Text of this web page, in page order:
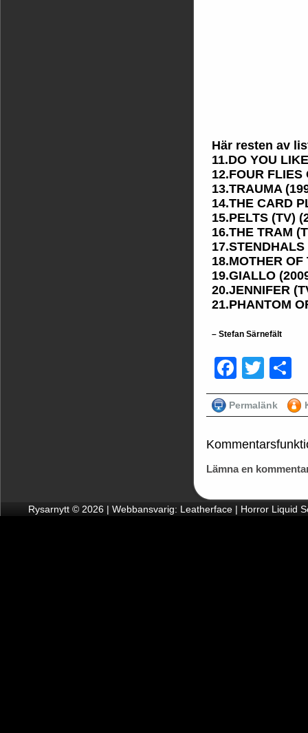
Här resten av
11.DO YOU
12.FOUR FLIES
13.TRAUMA
14.THE CARD
15.PELTS (TV)
16.THE TRAM
18.MOTHER
19.GIALLO
20.JENNIFER
21.PHANTOM
– Stefan Särnefält
Permalänk
Lämna en
Rysarnytt © 2026 | Webbansvarig: Leatherface | Horror Liquid